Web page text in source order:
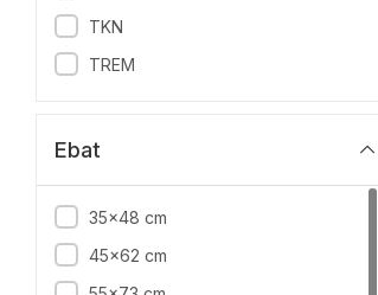
Zincir Ekipmanı
TKN
TREM
Ebat
35x48 cm
45x62 cm